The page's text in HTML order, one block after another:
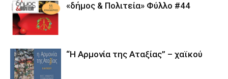
«δήμος & Πολιτεία» Φύλλο #44
“Η Αρμονία της Αταξίας” – χαϊκού